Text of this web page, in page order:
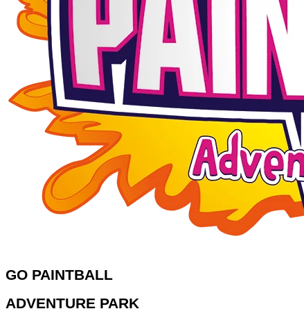
GO PAINTBALL
ADVENTURE PARK